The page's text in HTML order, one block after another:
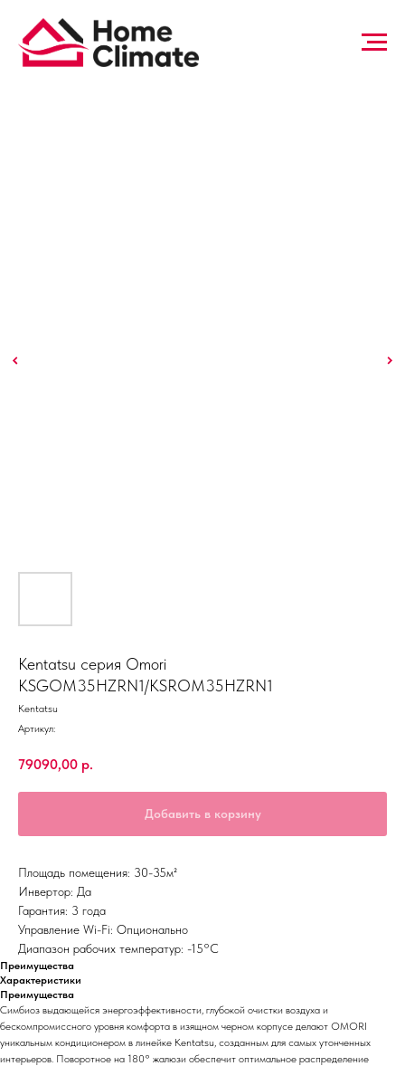
Kentatsu серия Omori
KSGOM35HZRN1/KSROM35HZRN1
Kentatsu
Артикул:
79090,00 р.
Добавить в корзину
Площадь помещения: 30-35м²
Инвертор: Да
Гарантия: 3 года
Управление Wi-Fi: Опционально
Диапазон рабочих температур: -15°С
Преимущества
Характеристики
Преимущества
Симбиоз выдающейся энергоэффективности, глубокой очистки воздуха и
бескомпромиссного уровня комфорта в изящном черном корпусе делают OMORI
уникальным кондиционером в линейке Kentatsu, созданным для самых утонченных
интерьеров. Поворотное на 180° жалюзи обеспечит оптимальное распределение